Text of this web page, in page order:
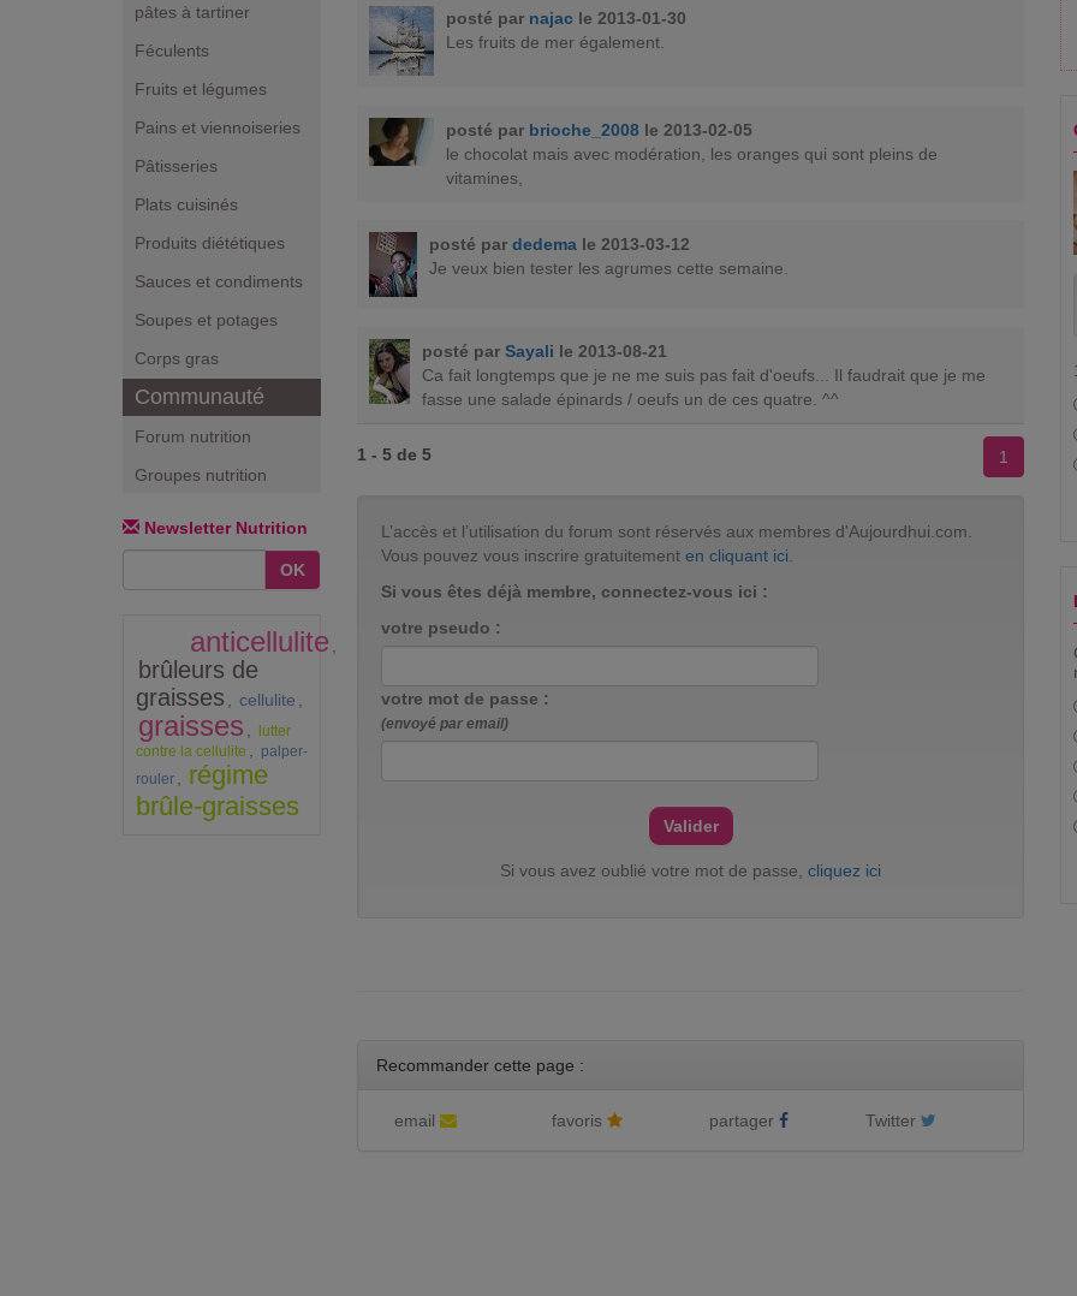
pâtes à tartiner
Féculents
Fruits et légumes
Pains et viennoiseries
Pâtisseries
Plats cuisinés
Produits diététiques
Sauces et condiments
Soupes et potages
Corps gras
Communauté
Forum nutrition
Groupes nutrition
Newsletter Nutrition
OK
anticellulite ,
brûleurs de
graisses , cellulite ,
graisses ,
lutter
contre la cellulite , palper-
rouler , régime
brûle-graisses
posté par najac le 2013-01-30
Les fruits de mer également.
posté par brioche_2008 le 2013-02-05
le chocolat mais avec modération, les oranges qui sont pleins de
vitamines,
posté par dedema le 2013-03-12
Je veux bien tester les agrumes cette semaine.
posté par Sayali le 2013-08-21
Ca fait longtemps que je ne me suis pas fait d'oeufs... Il faudrait que je me
fasse une salade épinards / oeufs un de ces quatre. ^^
1 - 5 de 5 1
L’accès et l’utilisation du forum sont réservés aux membres d'Aujourdhui.com.
Vous pouvez vous inscrire gratuitement en cliquant ici
Si vous êtes déjà membre, connectez-vous ici :
votre pseudo :
votre mot de passe :
(envoyé par email)
Si vous avez oublié votre mot de passe, cliquez ici
Recommander cette page :
email favoris partager Twitter